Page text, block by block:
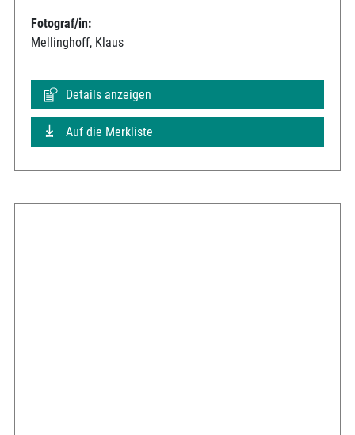
Fotograf/in:
Mellinghoff, Klaus
Details anzeigen
Auf die Merkliste